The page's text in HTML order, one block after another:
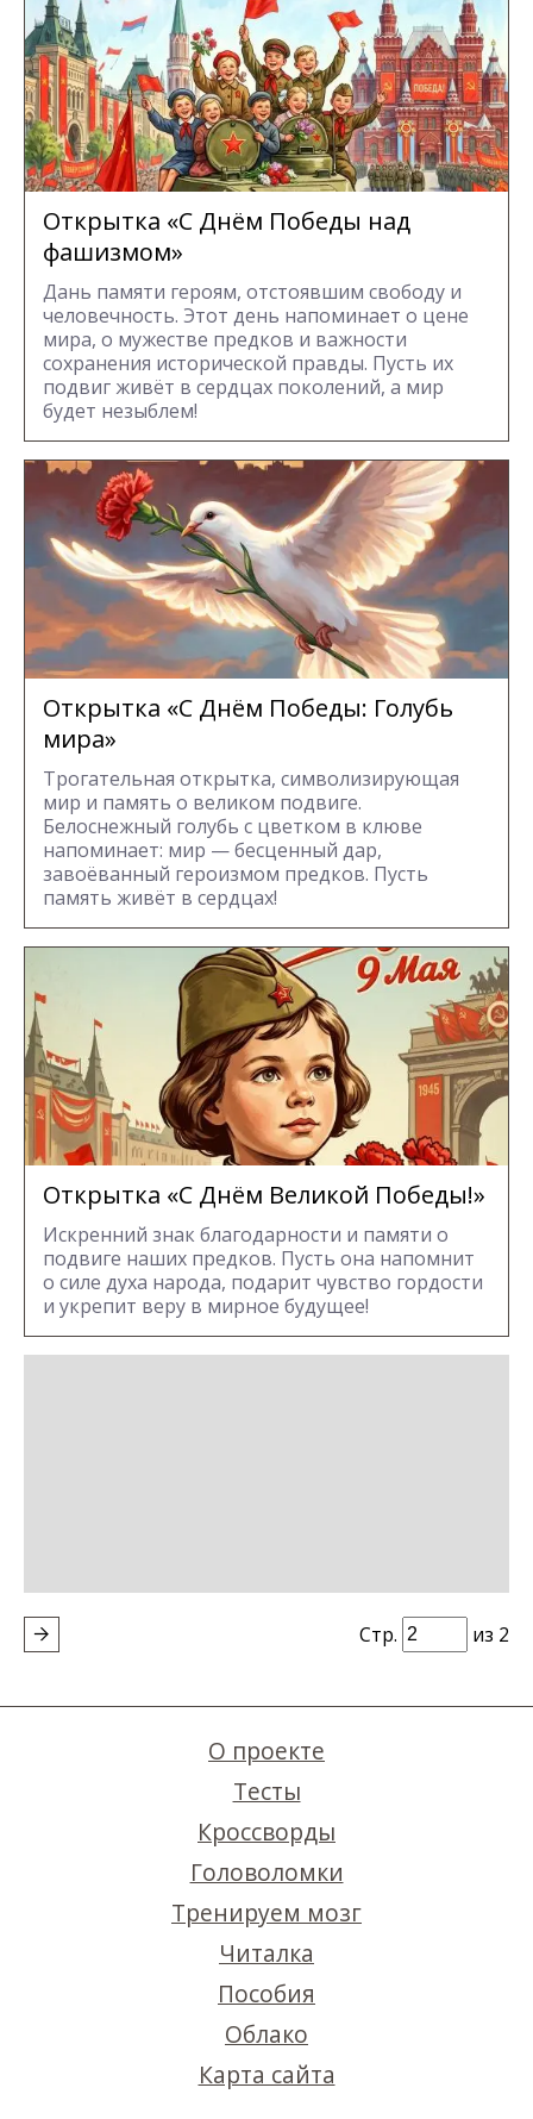
Открытка «С Днём Победы над
фашизмом»
Дань памяти героям, отстоявшим свободу и
человечность. Этот день напоминает о цене
мира, о мужестве предков и важности
сохранения исторической правды. Пусть их
подвиг живёт в сердцах поколений, а мир
будет незыблем!
Открытка «С Днём Победы: Голубь
мира»
Трогательная открытка, символизирующая
мир и память о великом подвиге.
Белоснежный голубь с цветком в клюве
напоминает: мир — бесценный дар,
завоёванный героизмом предков. Пусть
память живёт в сердцах!
Открытка «С Днём Великой Победы!»
Искренний знак благодарности и памяти о
подвиге наших предков. Пусть она напомнит
о силе духа народа, подарит чувство гордости
и укрепит веру в мирное будущее!
Стр. из 2
О проекте
Тесты
Кроссворды
Головоломки
Тренируем мозг
Читалка
Пособия
Облако
Карта сайта